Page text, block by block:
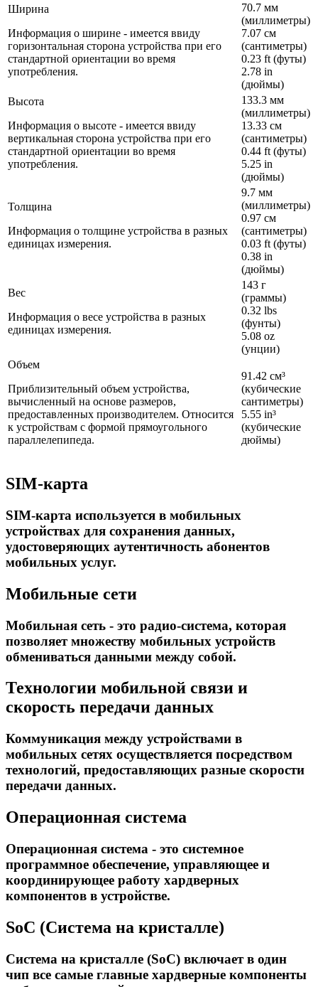
Ширина
Информация о ширине - имеется ввиду
горизонтальная сторона устройства при его
стандартной ориентации во время
употребления.
70.7 мм
(миллиметры)
7.07 см
(сантиметры)
0.23 ft (футы)
2.78 in
(дюймы)
Высота
Информация о высоте - имеется ввиду
вертикальная сторона устройства при его
стандартной ориентации во время
употребления.
133.3 мм
(миллиметры)
13.33 см
(сантиметры)
0.44 ft (футы)
5.25 in
(дюймы)
Толщина
Информация о толщине устройства в разных
единицах измерения.
9.7 мм
(миллиметры)
0.97 см
(сантиметры)
0.03 ft (футы)
0.38 in
(дюймы)
Вес
Информация о весе устройства в разных
единицах измерения.
143 г
(граммы)
0.32 lbs
(фунты)
5.08 oz
(унции)
Объем
Приблизительный объем устройства,
вычисленный на основе размеров,
предоставленных производителем. Относится
к устройствам с формой прямоугольного
параллелепипеда.
91.42 см³
(кубические
сантиметры)
5.55 in³
(кубические
дюймы)
SIM-карта
SIM-карта используется в мобильных
устройствах для сохранения данных,
удостоверяющих аутентичность абонентов
мобильных услуг.
Мобильные сети
Мобильная сеть - это радио-система, которая
позволяет множеству мобильных устройств
обмениваться данными между собой.
Технологии мобильной связи и
скорость передачи данных
Коммуникация между устройствами в
мобильных сетях осуществляется посредством
технологий, предоставляющих разные скорости
передачи данных.
Oперационная система
Операционная система - это системное
программное обеспечение, управляющее и
координирующее работу хардверных
компонентов в устройстве.
SoC (Система на кристалле)
Система на кристалле (SoC) включает в один
чип все самые главные хардверные компоненты